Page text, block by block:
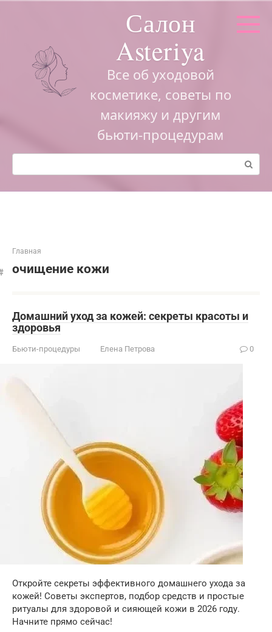
Салон
Asteriya
Все об уходовой
косметике, советы по
макияжу и другим
бьюти-процедурам
Поиск:
Главная
очищение кожи
Домашний уход за кожей: секреты красоты и
здоровья
Бьюти-процедуры Елена Петрова 0
Откройте секреты эффективного домашнего ухода за
кожей! Советы экспертов, подбор средств и простые
ритуалы для здоровой и сияющей кожи в 2026 году.
Начните прямо сейчас!